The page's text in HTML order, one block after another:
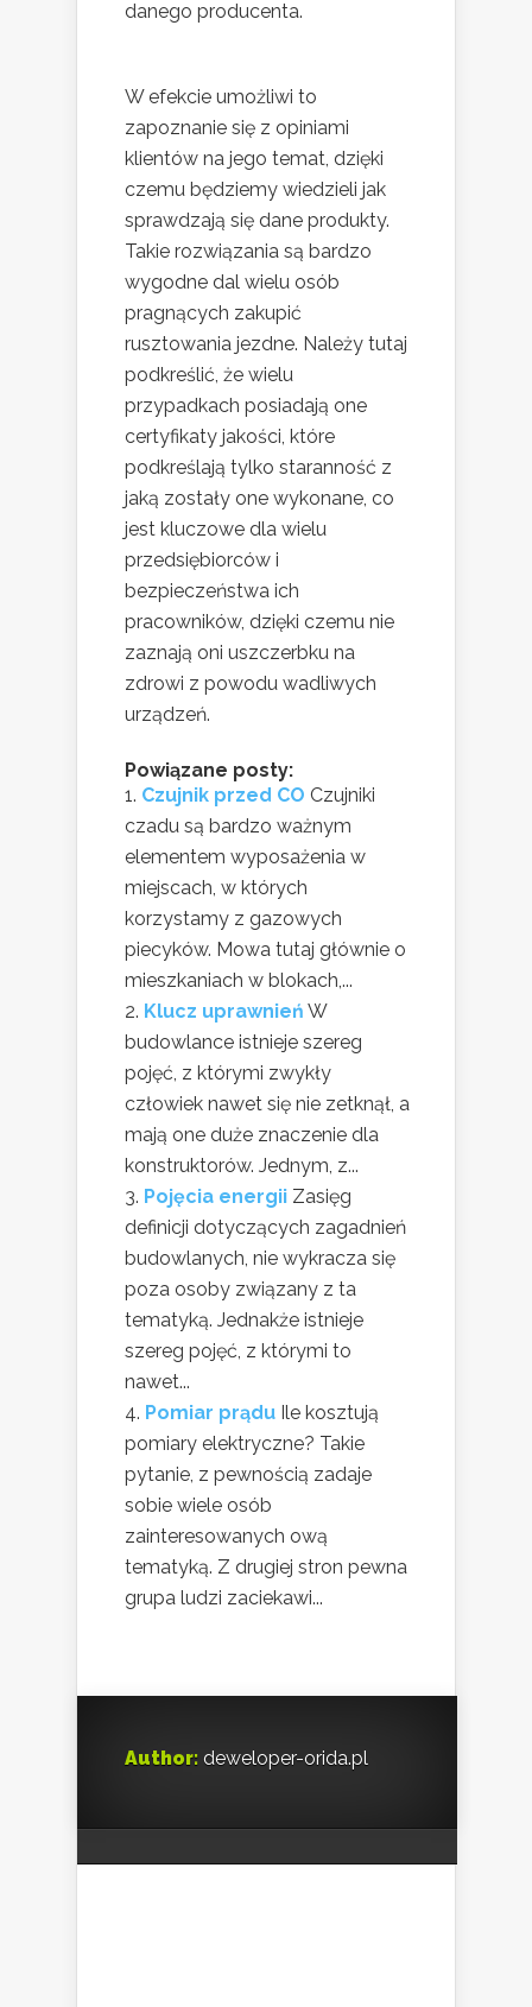
danego producenta.
W efekcie umożliwi to
zapoznanie się z opiniami
klientów na jego temat, dzięki
czemu będziemy wiedzieli jak
sprawdzają się dane produkty.
Takie rozwiązania są bardzo
wygodne dal wielu osób
pragnących zakupić
rusztowania jezdne. Należy tutaj
podkreślić, że wielu
przypadkach posiadają one
certyfikaty jakości, które
podkreślają tylko staranność z
jaką zostały one wykonane, co
jest kluczowe dla wielu
przedsiębiorców i
bezpieczeństwa ich
pracowników, dzięki czemu nie
zaznają oni uszczerbku na
zdrowi z powodu wadliwych
urządzeń.
Powiązane posty:
Czujnik przed CO Czujniki
czadu są bardzo ważnym
elementem wyposażenia w
miejscach, w których
korzystamy z gazowych
piecyków. Mowa tutaj głównie o
mieszkaniach w blokach,...
Klucz uprawnień W
budowlance istnieje szereg
pojęć, z którymi zwykły
człowiek nawet się nie zetknął, a
mają one duże znaczenie dla
konstruktorów. Jednym, z...
Pojęcia energii Zasięg
definicji dotyczących zagadnień
budowlanych, nie wykracza się
poza osoby związany z ta
tematyką. Jednakże istnieje
szereg pojęć, z którymi to
nawet...
Pomiar prądu Ile kosztują
pomiary elektryczne? Takie
pytanie, z pewnością zadaje
sobie wiele osób
zainteresowanych ową
tematyką. Z drugiej stron pewna
grupa ludzi zaciekawi...
Author: deweloper-orida.pl